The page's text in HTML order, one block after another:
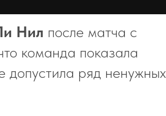
Нил после матча с
команда показала
допустила ряд ненужных